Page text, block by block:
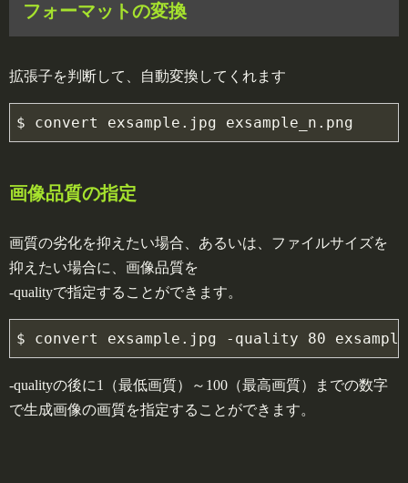
フォーマットの変換
拡張子を判断して、自動変換してくれます
$ convert exsample.jpg exsample_n.png
画像品質の指定
画質の劣化を抑えたい場合、あるいは、ファイルサイズを
抑えたい場合に、画像品質を
-qualityで指定することができます。
$ convert exsample.jpg -quality 80
-qualityの後に1（最低画質）～100（最高画質）までの数字
で生成画像の画質を指定することができます。